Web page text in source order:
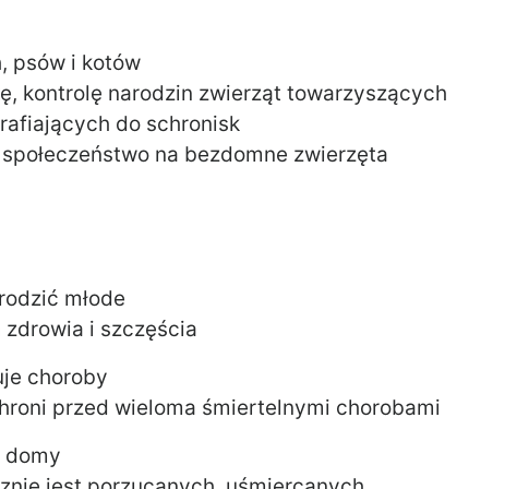
psów i kotów
kontrolę narodzin zwierząt towarzyszących
do schronisk
na bezdomne zwierzęta
młode
zdrowia i szczęścia
choroby
przed wieloma śmiertelnymi chorobami
domy